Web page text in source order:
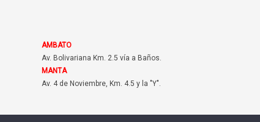
AMBATO
Av. Bolivariana Km. 2.5 vía a Baños.
MANTA
Av. 4 de Noviembre, Km. 4.5 y la "Y".